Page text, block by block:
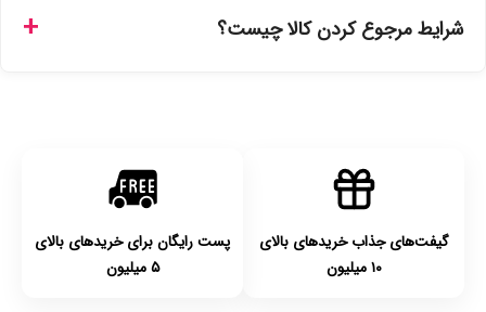
انتخاب کنید و برای شهرستان‌ها بین یک الی ۳ روز کاری از طریق
شرایط مرجوع کردن کالا چیست؟
گیفت‌های جذاب خریدهای بالای
۱۰ میلیون
پست رایگان برای خریدهای بالای
۵ میلیون